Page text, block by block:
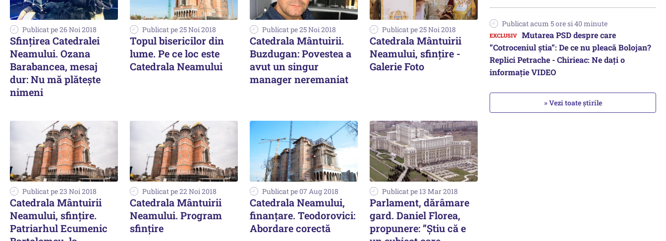
Publicat pe 26 Noi 2018
Sfințirea Catedralei
Neamului. Ozana
Barabancea, mesaj
dur: Nu mă plătește
nimeni
Publicat pe 25 Noi 2018
Topul bisericilor din
lume. Pe ce loc este
Catedrala Neamului
Publicat pe 25 Noi 2018
Catedrala Mântuirii.
Buzdugan: Povestea a
avut un singur
manager neremaniat
Publicat pe 25 Noi 2018
Catedrala Mântuirii
Neamului, sfințire -
Galerie Foto
Publicat pe 23 Noi 2018
Catedrala Mântuirii
Neamului, sfinţire.
Patriarhul Ecumenic
Publicat pe 22 Noi 2018
Catedrala Mântuirii
Neamului. Program
sfințire
Publicat pe 07 Aug 2018
Catedrala Neamului,
finanţare. Teodorovici:
Abordare corectă
Publicat pe 13 Mar 2018
Parlament, dărâmare
gard. Daniel Florea,
propunere: ”Știu că e
Publicat acum 5 ore si 40 minute
Mutarea PSD despre care
”Cotroceniul știa”: De ce nu pleacă Bolojan?
Replici Petrache - Chirieac: Ne dați o
informație VIDEO
» Vezi toate știrile